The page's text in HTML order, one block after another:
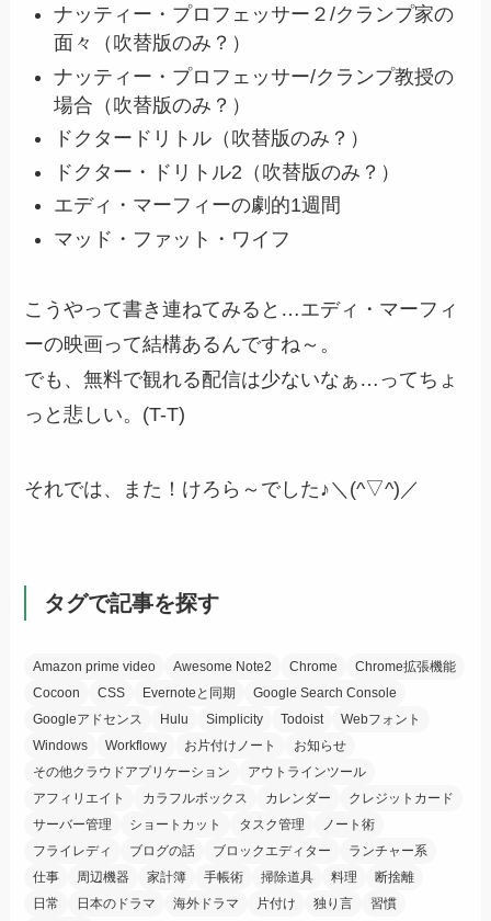
ナッティー・プロフェッサー２/クランプ家の
面々（ 吹替版のみ？ ）
ナッティー・プロフェッサー/クランプ教授の
場合（ 吹替版のみ？ ）
ドクタードリトル（ 吹替版のみ？ ）
ドクター・ドリトル2（ 吹替版のみ？ ）
エディ・マーフィーの劇的1週間
マッド・ファット・ワイフ
こうやって書き連ねてみると…エディ・マーフィ
ーの映画って結構あるんですね～。
でも、無料で観れる配信は少ないなぁ…ってちょ
っと悲しい。(T-T)
それでは、また！けろら～でした♪＼(^▽^)／
タグで記事を探す
Amazon prime video Awesome Note2 Chrome
Chrome拡張機能
Cocoon
CSS Evernoteと同期
Google Search Console
Googleアドセンス
Hulu Simplicity Todoist
Webフォント
Windows
Workflowy お片付けノート
お知らせ
その他クラウドアプリケーション
アウトラインツール
アフィリエイト
カラフルボックス カレンダー
クレジットカード
サーバー管理
ショートカット タスク管理
ノート術
フライレディ
ブログの話 ブロックエディター
ランチャー系
仕事
周辺機器 家計簿 手帳術 掃除道具 料理
断捨離
日常
日本のドラマ 海外ドラマ 片付け 独り言
習慣